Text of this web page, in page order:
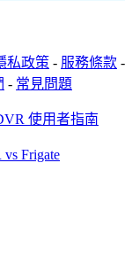
私政策 - 服務條款 -
- 常見問題
使用者指南
Frigate